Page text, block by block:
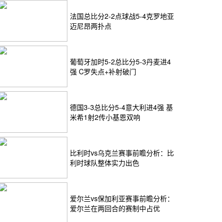
法国总比分2-2点球战5-4克罗地亚
迈尼昂两扑点
葡萄牙加时5-2总比分5-3丹麦进4
强 C罗失点+补射破门
德国3-3总比分5-4意大利进4强 基
米希1射2传小基恩双响
比利时vs乌克兰赛事前瞻分析：比
利时球队整体实力出色
爱尔兰vs保加利亚赛事前瞻分析：
爱尔兰在两回合的赛制中占优